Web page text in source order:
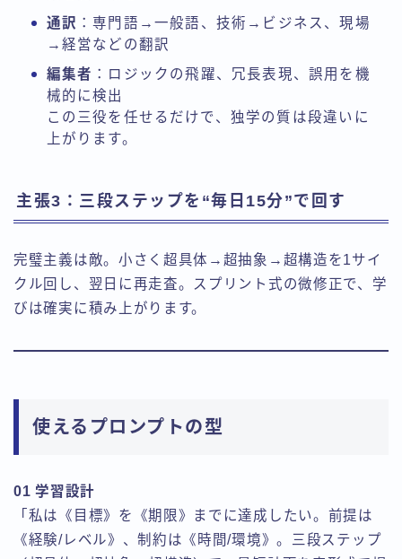
通訳 ：専門語→一般語、技術→ビジネス、現場
→経営などの翻訳
編集者 ：ロジックの飛躍、冗長表現、誤用を機
械的に検出
この三役を任せるだけで、独学の質は段違いに
上がります。
主張3：三段ステップを“毎日15分”で回す
完璧主義は敵。小さく超具体→超抽象→超構造を1サイ
クル回し、翌日に再走査。スプリント式の微修正で、学
びは確実に積み上がります。
使えるプロンプトの型
01 学習設計
「私は《目標》を《期限》までに達成したい。前提は
《経験/レベル》、制約は《時間/環境》。三段ステップ